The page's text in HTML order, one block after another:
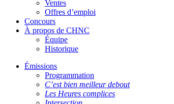
Ventes
Offres d’emploi
Concours
À propos de CHNC
Équipe
Historique
Émissions
Programmation
C’est bien meilleur debout
Les Heures complices